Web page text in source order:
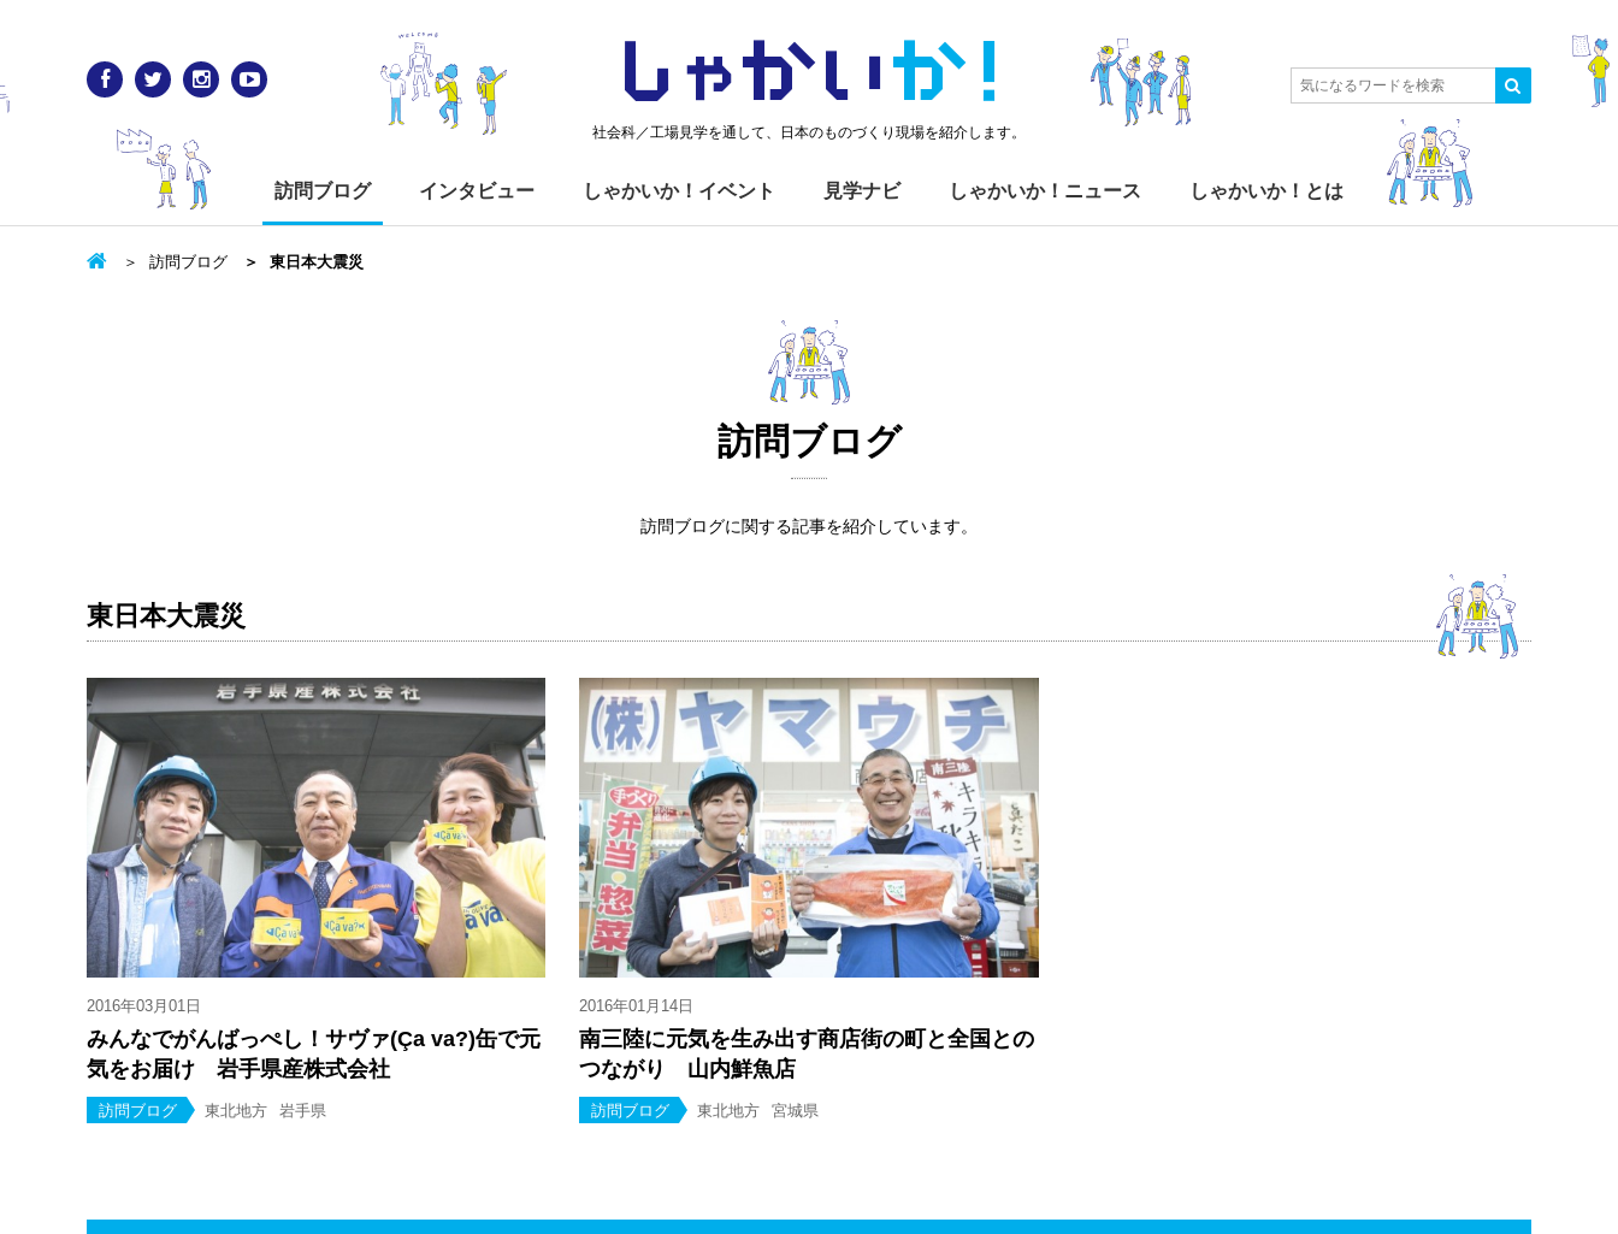
しゃかいか！
社会科／工場見学を通して、日本のものづくり現場を紹介します。
訪問ブログ インタビュー しゃかいか！イベント 見学ナビ しゃかいか！ニュース しゃかいか！とは
訪問ブログ 東日本大震災
訪問ブログ
訪問ブログに関する記事を紹介しています。
東日本大震災
2016年03月01日
みんなでがんばっぺし！サヴァ(Ça va?)缶で元
気をお届け 岩手県産株式会社
訪問ブログ 東北地方 岩手県
2016年01月14日
南三陸に元気を生み出す商店街の町と全国との
つながり 山内鮮魚店
訪問ブログ 東北地方 宮城県